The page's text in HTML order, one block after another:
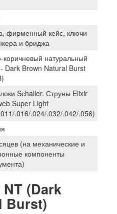
фирменный кейс, ключи
и бриджа
коричневый натуральный
Dark Brown Natural Burst
Sсhaller. Струны Elixir
Super Light
.016/.024/.032/.042/.056)
(на механические и
компоненты
NT (Dark
Burst)